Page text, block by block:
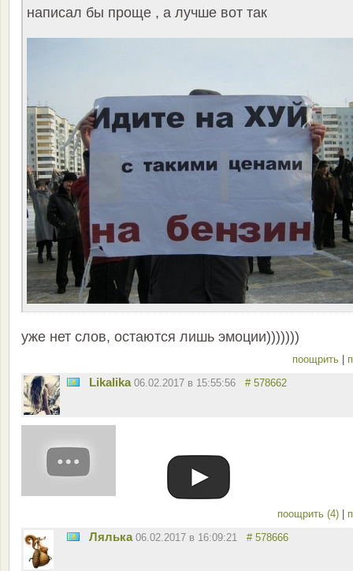
написал бы проще , а лучше вот так
уже нет слов, остаются лишь эмоции)))))))
поощрить
Likalika 06.02.2017 в 15:55:56 # 578662
поощрить (4)
Лялька 06.02.2017 в 16:09:21 # 578666